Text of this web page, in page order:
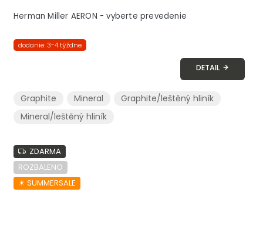
Herman Miller AERON - vyberte prevedenie
dodanie: 3-4 týždne
DETAIL
Graphite Mineral
Graphite/leštěný hliník
Mineral/leštěný hliník
ZDARMA
ROZBALENO
☀︎ SUMMERSALE